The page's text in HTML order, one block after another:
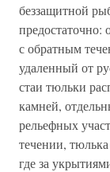
беззащитной
предостаточно:
с обратным
удаленный от
стаи тюльки
камней,
рельефных
течении,
где за